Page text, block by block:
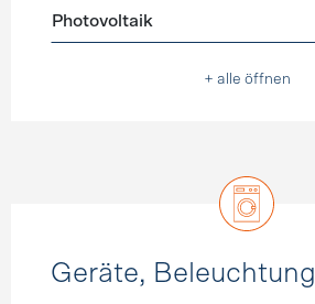
Photovoltaik
+ alle öffnen
Geräte, Beleuchtung